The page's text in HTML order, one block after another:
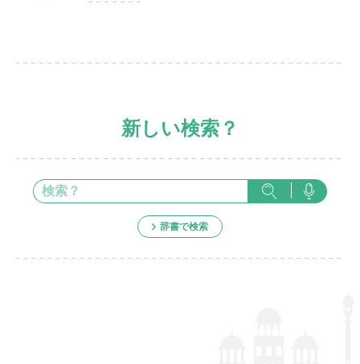
新しい検索？
辞書で検索